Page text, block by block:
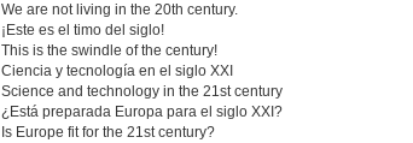
We are not living in the 20th century.
¡Este es el timo del siglo!
This is the swindle of the century!
Ciencia y tecnología en el siglo XXI
Science and technology in the 21st century
¿Está preparada Europa para el siglo XXI?
Is Europe fit for the 21st century?